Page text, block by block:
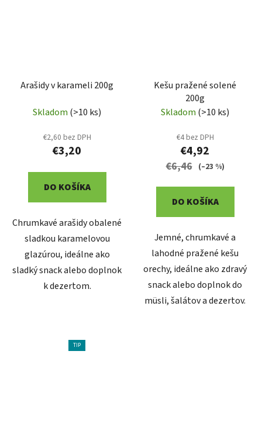
Arašidy v karameli 200g
Skladom (>10 ks)
€2,60 bez DPH
€3,20
DO KOŠÍKA
Chrumkavé arašidy obalené
sladkou karamelovou
glazúrou, ideálne ako
sladký snack alebo doplnok
k dezertom.
Kešu pražené solené
200g
Skladom (>10 ks)
€4 bez DPH
€4,92
€6,46 (–23 %)
DO KOŠÍKA
Jemné, chrumkavé a
lahodné pražené kešu
orechy, ideálne ako zdravý
snack alebo doplnok do
müsli, šalátov a dezertov.
TIP